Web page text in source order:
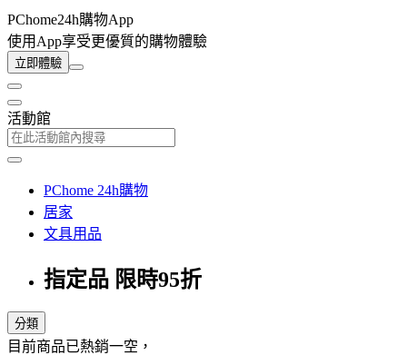
PChome24h購物App
使用App享受更優質的購物體驗
立即體驗
活動館
PChome 24h購物
居家
文具用品
指定品 限時95折
分類
目前商品已熱銷一空，